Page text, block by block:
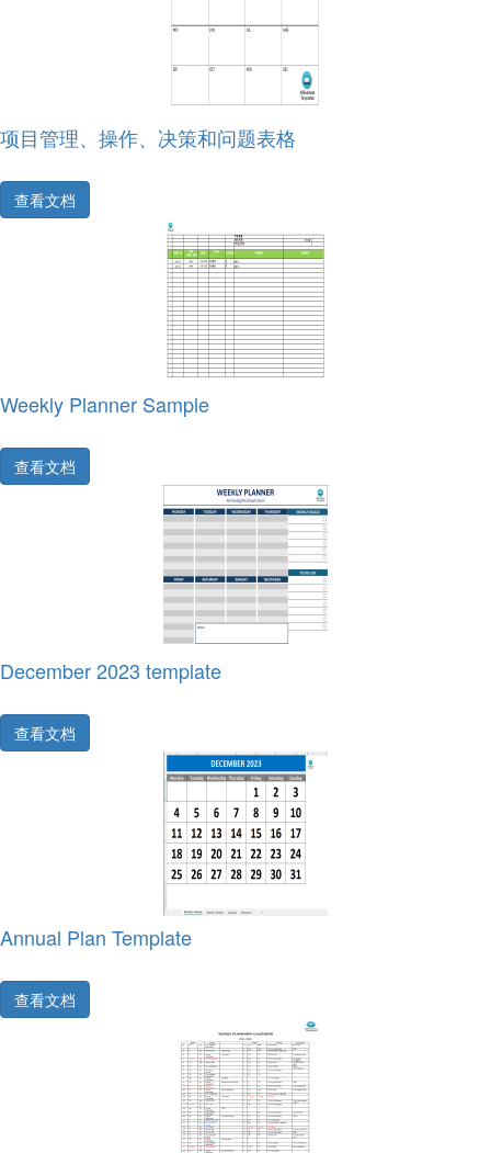
项目管理、操作、决策和问题表格
查看文档
Weekly Planner Sample
查看文档
December 2023 template
查看文档
Annual Plan Template
查看文档